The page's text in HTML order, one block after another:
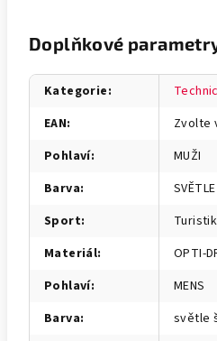
Doplňkové
Kategorie:
EAN:
Zvolte
Pohlaví:
MUŽI
Barva:
Sport:
Materiál:
OPTI-
Pohlaví:
MENS
Barva: světle